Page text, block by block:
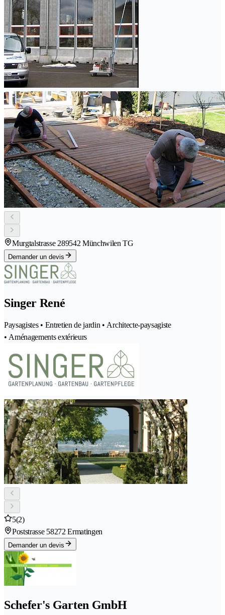
Murgtalstrasse 289542 Münchwilen TG
Demander un devis
Singer René
Paysagistes • Entretien de jardin • Architecte-paysagiste
• Aménagements extérieurs
5(2)
Poststrasse 58272 Ermatingen
Demander un devis
Schefer's Garten GmbH